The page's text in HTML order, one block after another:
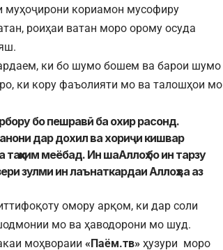
муҳоҷирони кориамон мусофиру
роиҳаи ватан моро орому осуда
ки бо шумо бошем ва барои шумо
ки кору фаъолияти мо ва талошҳои мо
бо пешравӣ ба охир расонд.
дар дохил ва хориҷи кишвар
меёбад. Ин шаАллоҳ бо ин тарзу
зулми ин лаънаткардаи Аллоҳ ва аз
омору арқом, ки дар соли
мо ва ҳаводорони мо шуд.
моҳвораии «Паём.тв» ҳузури моро